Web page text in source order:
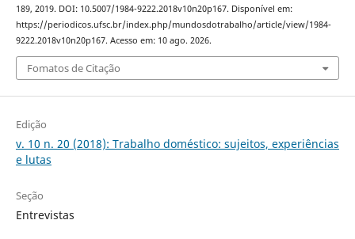
189, 2019. DOI: 10.5007/1984-9222.2018v10n20p167. Disponível em:
https://periodicos.ufsc.br/index.php/mundosdotrabalho/article/view/1984-
9222.2018v10n20p167. Acesso em: 10 ago. 2026.
Fomatos de Citação
Edição
v. 10 n. 20 (2018): Trabalho doméstico: sujeitos, experiências
e lutas
Seção
Entrevistas